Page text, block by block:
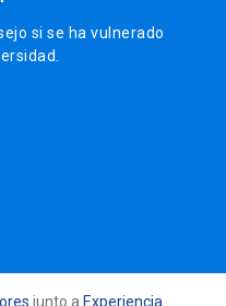
si se ha vulnerado
junto a Experiencia